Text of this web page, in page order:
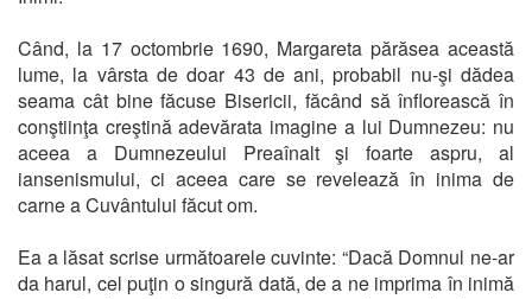
Când, la 17 octombrie 1690, Margareta părăsea această
lume, la vârsta de doar 43 de ani, probabil nu-şi dădea
seama cât bine făcuse Bisericii, făcând să înflorească în
conştiinţa creştină adevărata imagine a lui Dumnezeu: nu
aceea a Dumnezeului Preaînalt şi foarte aspru, al
iansenismului, ci aceea care se revelează în inima de
carne a Cuvântului făcut om.
Ea a lăsat scrise următoarele cuvinte: “Dacă Domnul ne-ar
da harul, cel puţin o singură dată, de a ne imprima în inimă